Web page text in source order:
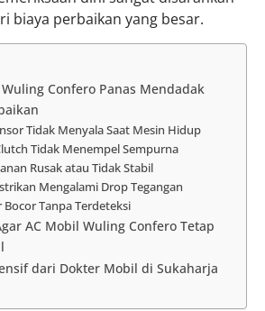
biaya perbaikan yang besar.
Confero Panas Mendadak
Tidak Menyala Saat Mesin Hidup
Tidak Menempel Sempurna
Rusak atau Tidak Stabil
Mengalami Drop Tegangan
Bocor Tanpa Terdeteksi
AC Mobil Wuling Confero Tetap
dari Dokter Mobil di Sukaharja